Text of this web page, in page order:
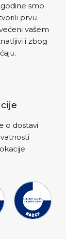
smo
prvu
vašem
i zbog
o dostavi